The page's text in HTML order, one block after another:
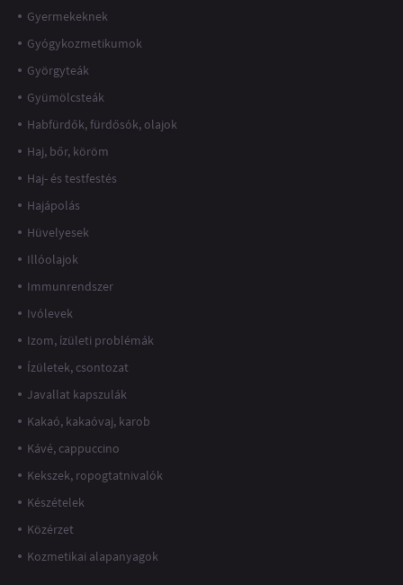
Gyermekeknek
Gyógykozmetikumok
Györgyteák
Gyümölcsteák
Habfürdők, fürdősók, olajok
Haj, bőr, köröm
Haj- és testfestés
Hajápolás
Hüvelyesek
Illóolajok
Immunrendszer
Ivólevek
Izom, ízületi problémák
Ízületek, csontozat
Javallat kapszulák
Kakaó, kakaóvaj, karob
Kávé, cappuccino
Kekszek, ropogtatnivalók
Készételek
Közérzet
Kozmetikai alapanyagok